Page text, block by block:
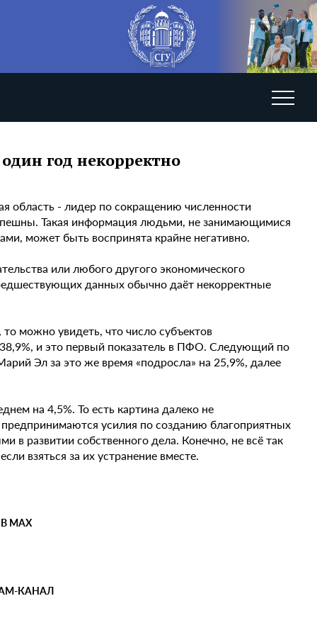
год некорректно
область - лидер по сокращению численности
Такая информация людьми, не занимающимися
может быть воспринята крайне негативно.
или любого другого экономического
данных обычно даёт некорректные
то можно увидеть, что число субъектов
и это первый показатель в ПФО. Следующий по
Эл за это же время «подросла» на 25,9%, далее
на 4,5%. То есть картина далеко не
предпринимаются усилия по созданию благоприятных
в развитии собственного дела. Конечно, не всё так
взяться за их устранение вместе.
MAX
КАНАЛ